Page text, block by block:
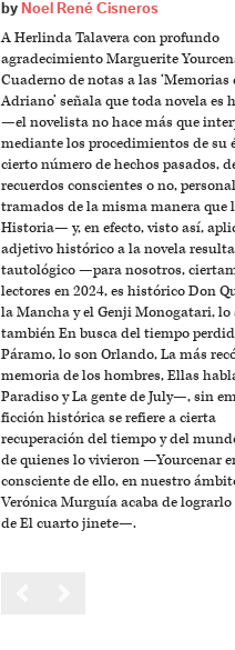
by Noel René Cisneros
A Herlinda Talavera con profundo
agradecimiento Marguerite
Cuaderno de notas a las ‘Memorias
Adriano’ señala que toda novela es
—el novelista no hace más que
mediante los procedimientos de su
cierto número de hechos pasados,
recuerdos conscientes o no,
tramados de la misma manera que
Historia— y, en efecto, visto así,
adjetivo histórico a la novela resulta
tautológico —para nosotros,
lectores en 2024, es histórico Don
la Mancha y el Genji Monogatari, lo
también En busca del tiempo
Páramo, lo son Orlando, La más
memoria de los hombres, Ellas
Paradiso y La gente de July—, sin
ficción histórica se refiere a cierta
recuperación del tiempo y del
de quienes lo vivieron —Yourcenar
consciente de ello, en nuestro
Verónica Murguía acaba de lograrlo
de El cuarto jinete—.